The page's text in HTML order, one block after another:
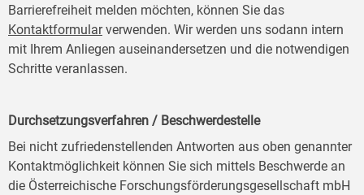
Barrierefreiheit melden möchten, können Sie das
Kontaktformularverwenden. Wir werden uns sodann intern
mit Ihrem Anliegen auseinandersetzen und die notwendigen
Schritte veranlassen.
Durchsetzungsverfahren / Beschwerdestelle
Bei nicht zufriedenstellenden Antworten aus oben genannter
Kontaktmöglichkeit können Sie sich mittels Beschwerde an
die Österreichische Forschungsförderungsgesellschaft mbH